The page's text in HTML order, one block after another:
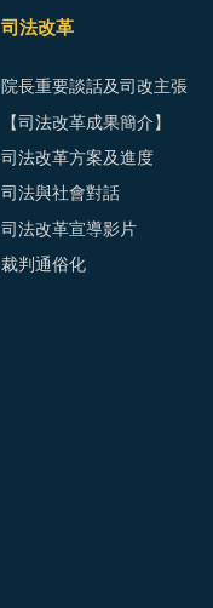
司法改革
院長重要談話及司改主張
【司法改革成果簡介】
司法改革方案及進度
司法與社會對話
司法改革宣導影片
裁判通俗化